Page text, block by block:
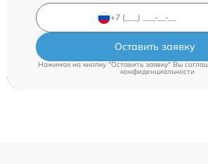
Оставить заявку
Нажимая на кнопку "Оставить заявку" Вы
конфиденциальности